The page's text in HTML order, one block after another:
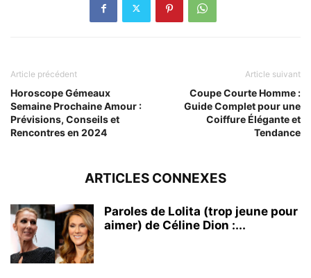
Article précédent
Horoscope Gémeaux
Semaine Prochaine Amour :
Prévisions, Conseils et
Rencontres en 2024
Article suivant
Coupe Courte Homme :
Guide Complet pour une
Coiffure Élégante et
Tendance
ARTICLES CONNEXES
Paroles de Lolita (trop jeune pour
aimer) de Céline Dion :...